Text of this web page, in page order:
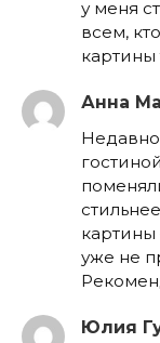
у меня
всем,
картины
Анна
Недавно
картины
уже не
Юлия